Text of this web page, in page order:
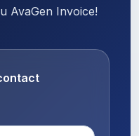
AvaGen Invoice!